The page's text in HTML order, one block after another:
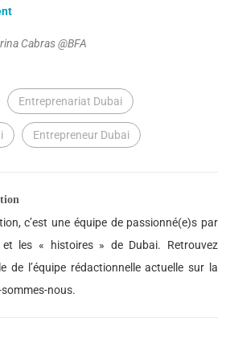
Cabras @BFA
Entreprenariat Dubai
Entrepreneur Dubai
c’est une équipe de passionné(e)s par
et les « histoires » de Dubai. Retrouvez
de l’équipe rédactionnelle actuelle sur la
sommes-nous.